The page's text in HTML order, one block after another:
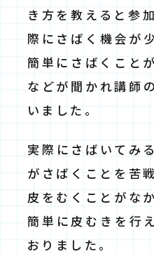
き方を教えると参
際にさばく機会が
簡単にさばくこと
などが聞かれ講師
いました。
実際にさばいてみ
がさばくことを苦
皮をむくことがな
簡単に皮むきを行
おりました。